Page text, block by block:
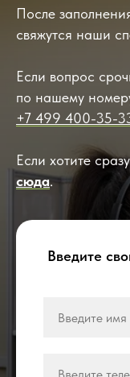
После
свяжутся наши
Если вопрос
по нашему
+7 499 400-35-
Если хотите
сюда.
Введите